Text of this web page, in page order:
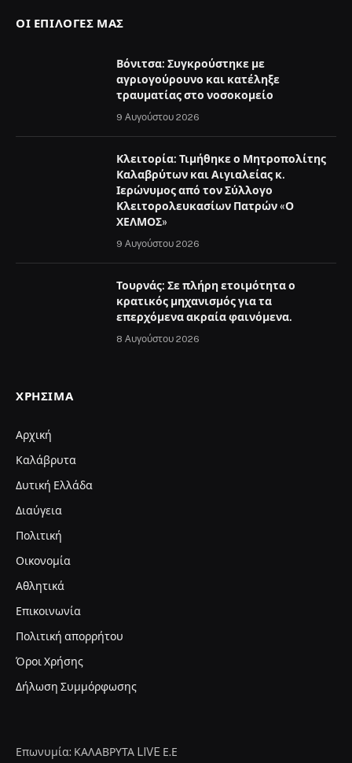
ΟΙ ΕΠΙΛΟΓΈΣ ΜΑΣ
Βόνιτσα: Συγκρούστηκε με
αγριογούρουνο και κατέληξε
τραυματίας στο νοσοκομείο
9 Αυγούστου 2026
Κλειτορία: Τιμήθηκε ο Μητροπολίτης
Καλαβρύτων και Αιγιαλείας κ.
Ιερώνυμος από τον Σύλλογο
Κλειτορολευκασίων Πατρών «Ο
ΧΕΛΜΟΣ»
9 Αυγούστου 2026
Τουρνάς: Σε πλήρη ετοιμότητα ο
κρατικός μηχανισμός για τα
επερχόμενα ακραία φαινόμενα.
8 Αυγούστου 2026
ΧΡΉΣΙΜΑ
Αρχική
Καλάβρυτα
Δυτική Ελλάδα
Διαύγεια
Πολιτική
Οικονομία
Αθλητικά
Επικοινωνία
Πολιτική απορρήτου
Όροι Χρήσης
Δήλωση Συμμόρφωσης
Επωνυμία: ΚΑΛΑΒΡΥΤΑ LIVE Ε.Ε